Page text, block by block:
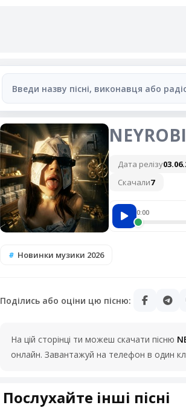
Дата релізу
Скачали7
0:00
Новинки музики 2026
Поділись або оціни цю пісню:
На цій сторінці ти можеш скачати пісню
онлайн. Завантажуй на телефон в один
Послухайте інші пісні